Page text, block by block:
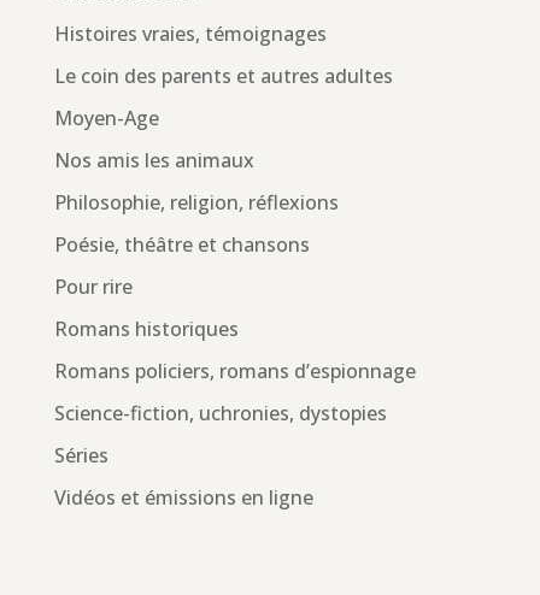
Histoires vraies, témoignages
Le coin des parents et autres adultes
Moyen-Age
Nos amis les animaux
Philosophie, religion, réflexions
Poésie, théâtre et chansons
Pour rire
Romans historiques
Romans policiers, romans d’espionnage
Science-fiction, uchronies, dystopies
Séries
Vidéos et émissions en ligne